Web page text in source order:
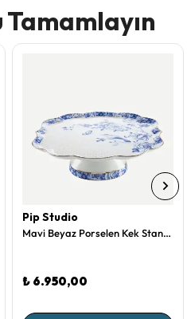
Pip Studio
Mavi Beyaz Porselen Kek Standı 24 Cm Royal White Collection by Pip Studio
₺ 6.950,00